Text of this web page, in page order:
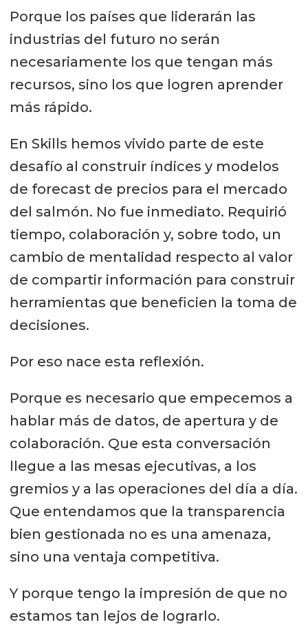
Porque los países que liderarán las
industrias del futuro no serán
necesariamente los que tengan más
recursos, sino los que logren aprender
más rápido.
En Skills hemos vivido parte de este
desafío al construir índices y modelos
de forecast de precios para el mercado
del salmón. No fue inmediato. Requirió
tiempo, colaboración y, sobre todo, un
cambio de mentalidad respecto al valor
de compartir información para construir
herramientas que beneficien la toma de
decisiones.
Por eso nace esta reflexión.
Porque es necesario que empecemos a
hablar más de datos, de apertura y de
colaboración. Que esta conversación
llegue a las mesas ejecutivas, a los
gremios y a las operaciones del día a día.
Que entendamos que la transparencia
bien gestionada no es una amenaza,
sino una ventaja competitiva.
Y porque tengo la impresión de que no
estamos tan lejos de lograrlo.